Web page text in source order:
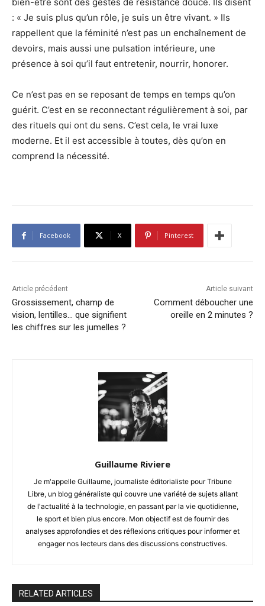
: « Je suis plus qu’un rôle, je suis un être vivant. » Ils
rappellent que la féminité n’est pas un enchaînement de
devoirs, mais aussi une pulsation intérieure, une
présence à soi qu’il faut entretenir, nourrir, honorer.
Ce n’est pas en se reposant de temps en temps qu’on
guérit. C’est en se reconnectant régulièrement à soi, par
des rituels qui ont du sens. C’est cela, le vrai luxe
moderne. Et il est accessible à toutes, dès qu’on en
comprend la nécessité.
Facebook X Pinterest
Article précédent
Grossissement, champ de
vision, lentilles… que signifient
les chiffres sur les jumelles ?
Article suivant
Comment déboucher une
oreille en 2 minutes ?
Guillaume Riviere
Je m'appelle Guillaume, journaliste éditorialiste pour Tribune
Libre, un blog généraliste qui couvre une variété de sujets allant
de l'actualité à la technologie, en passant par la vie quotidienne,
le sport et bien plus encore. Mon objectif est de fournir des
analyses approfondies et des réflexions critiques pour informer et
engager nos lecteurs dans des discussions constructives.
RELATED ARTICLES